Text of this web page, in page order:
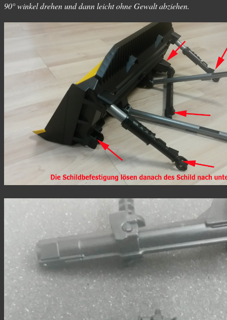
90° winkel drehen und dann leicht ohne Gewalt abziehen.